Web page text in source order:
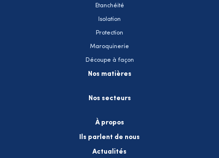
Etanchéité
Isolation
Protection
Maroquinerie
Découpe à façon
Nos matières
Nos secteurs
À propos
Ils parlent de nous
Actualités